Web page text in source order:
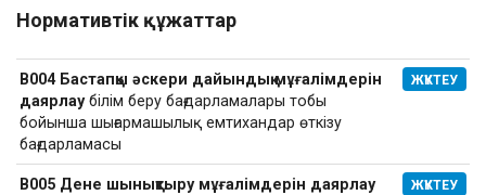
Нормативтік құжаттар
В004 Бастапқы әскери дайындық мұғалімдерін
даярлаубілім беру бағдарламалары тобы
бойынша шығармашылық емтихандар өткізу
бағдарламасы
ЖҮКТЕУ
В005 Дене шынықтыру мұғалімдерін даярлау
ЖҮКТЕУ